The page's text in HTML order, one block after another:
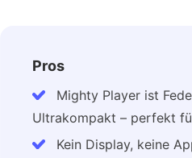
Pros
Mighty Player ist
Ultrakompakt – perfekt
Kein Display, keine